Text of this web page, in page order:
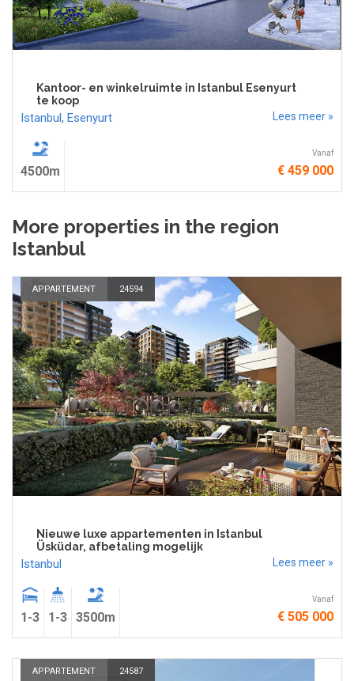
Kantoor- en winkelruimte in Istanbul Esenyurt
te koop
Istanbul, Esenyurt Lees meer »
4500m
Vanaf
€ 459 000
More properties in the region
Istanbul
APPARTEMENT 24594
Nieuwe luxe appartementen in Istanbul
Üsküdar, afbetaling mogelijk
Istanbul Lees meer »
1-3 1-3 3500m
Vanaf
€ 505 000
APPARTEMENT 24587